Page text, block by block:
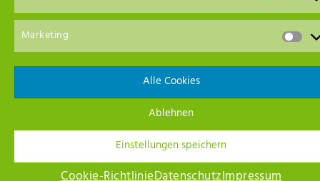
Marketing
Alle Cookies
Ablehnen
Einstellungen speichern
Event Empfehlungen